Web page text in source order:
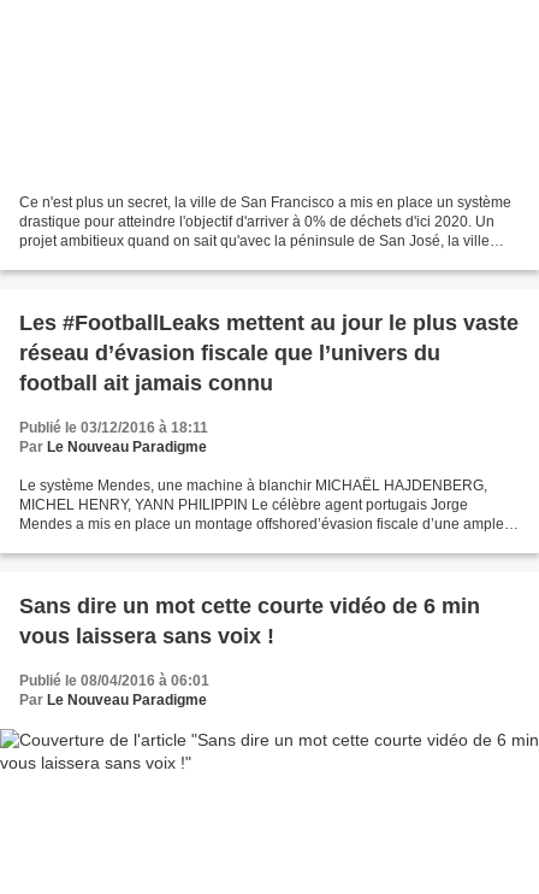
Ce n'est plus un secret, la ville de San Francisco a mis en place un système
drastique pour atteindre l'objectif d'arriver à 0% de déchets d'ici 2020. Un
projet ambitieux quand on sait qu'avec la péninsule de San José, la ville
Les #FootballLeaks mettent au jour le plus vaste
réseau d’évasion fiscale que l’univers du
football ait jamais connu
Publié le 03/12/2016 à 18:11
Par Le Nouveau Paradigme
Le système Mendes, une machine à blanchir MICHAËL HAJDENBERG,
MICHEL HENRY, YANN PHILIPPIN Le célèbre agent portugais Jorge
Mendes a mis en place un montage offshored’évasion fiscale d’une ampleur
Sans dire un mot cette courte vidéo de 6 min
vous laissera sans voix !
Publié le 08/04/2016 à 06:01
Par Le Nouveau Paradigme